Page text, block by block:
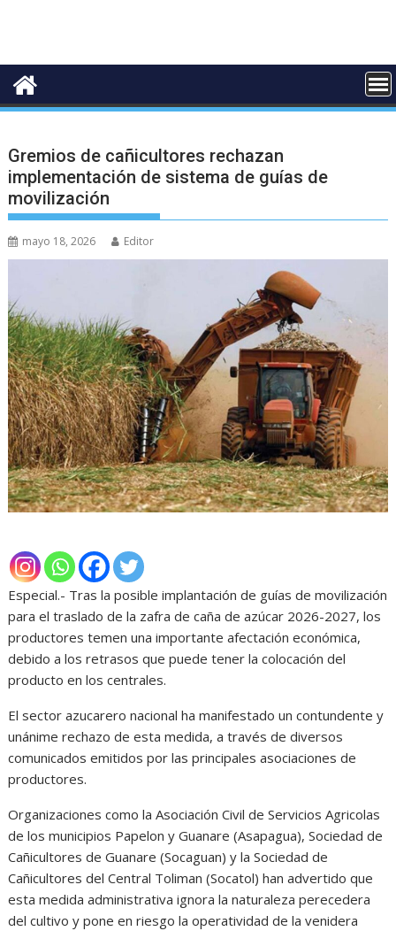
Gremios de cañicultores rechazan
implementación de sistema de guías de
movilización
mayo 18, 2026 Editor
Especial.- Tras la posible implantación de guías de movilización
para el traslado de la zafra de caña de azúcar 2026-2027, los
productores temen una importante afectación económica,
debido a los retrasos que puede tener la colocación del
producto en los centrales.
El sector azucarero nacional ha manifestado un contundente y
unánime rechazo de esta medida, a través de diversos
comunicados emitidos por las principales asociaciones de
productores.
Organizaciones como la Asociación Civil de Servicios Agricolas
de los municipios Papelon y Guanare (Asapagua), Sociedad de
Cañicultores de Guanare (Socaguan) y la Sociedad de
Cañicultores del Central Toliman (Socatol) han advertido que
esta medida administrativa ignora la naturaleza perecedera
del cultivo y pone en riesgo la operatividad de la venidera